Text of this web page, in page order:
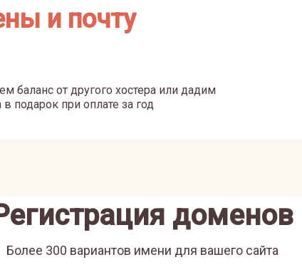
и почту
баланс от другого хостера или дадим
подарок при оплате за год
доменов
Более 300 вариантов имени для вашего сайта